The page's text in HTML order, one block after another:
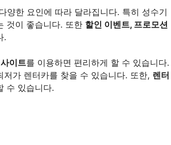
양한 요인에 따라 달라집니다. 특히 성수기
것이 좋습니다. 또한 할인 이벤트, 프로모션
.
이트를 이용하면 편리하게 할 수 있습니다.
가 렌터카를 찾을 수 있습니다. 또한, 렌터
수 있습니다.